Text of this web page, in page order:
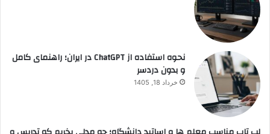
نحوه استفاده از ChatGPT در ایران؛ راهنمای کامل
و بدون دردسر
خرداد 18, 1405